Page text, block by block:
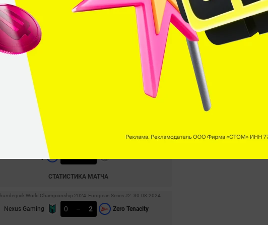
Adin «brutmonster» Husić
Elisa Invitational Fall 2024. 03.09.2024
Dash
World Championship 2024: European Series #2. 01.09.2024
СТАТИСТИКА МАТЧА
World Championship 2024: European Series #2. 30.08.2024
Nexus Gaming 0 – 2 Zero Tenacity